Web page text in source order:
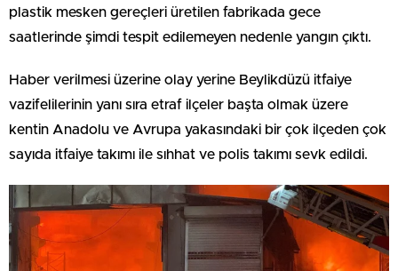
plastik mesken gereçleri üretilen fabrikada gece
saatlerinde şimdi tespit edilemeyen nedenle yangın çıktı.
Haber verilmesi üzerine olay yerine Beylikdüzü itfaiye
vazifelilerinin yanı sıra etraf ilçeler başta olmak üzere
kentin Anadolu ve Avrupa yakasındaki bir çok ilçeden çok
sayıda itfaiye takımı ile sıhhat ve polis takımı sevk edildi.